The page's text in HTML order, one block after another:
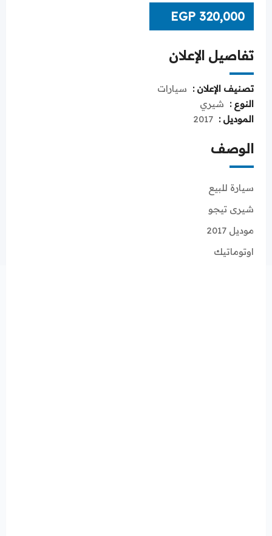
EGP 320,000
تفاصيل الإعلان
تصنيف الإعلان : سيارات
النوع : شيري
الموديل : 2017
الوصف
سيارة للبيع
شيرى تيجو
موديل 2017
اوتوماتيك